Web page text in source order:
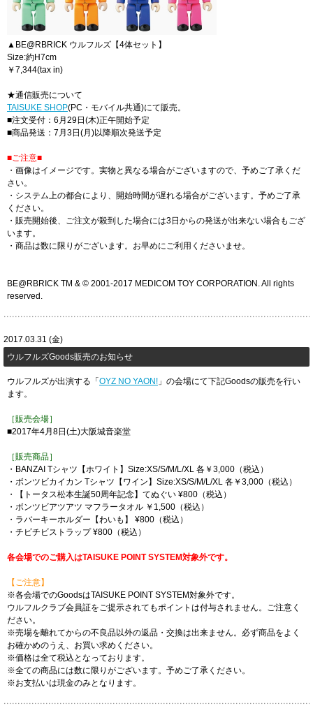
▲BE@RBRICK ウルフルズ【4体セット】
Size:約H7cm
￥7,344(tax in)
★通信販売について
TAISUKE SHOP(PC・モバイル共通)にて販売。
■注文受付：6月29日(木)正午開始予定
■商品発送：7月3日(月)以降順次発送予定
■ご注意■
・画像はイメージです。実物と異なる場合がございますので、予めご了承くだ
さい。
・システム上の都合により、開始時間が遅れる場合がございます。予めご了承
ください。
・販売開始後、ご注文が殺到した場合には3日からの発送が出来ない場合もござ
います。
・商品は数に限りがございます。お早めにご利用くださいませ。
BE@RBRICK TM & © 2001-2017 MEDICOM TOY CORPORATION. All rights
reserved.
2017.03.31 (金)
ウルフルズGoods販売のお知らせ
ウルフルズが出演する「 OYZ NO YAON! 」の会場にて下記Goodsの販売を行い
ます。
［販売会場］
■2017年4月8日(土)大阪城音楽堂
［販売商品］
・BANZAI Tシャツ【ホワイト】Size:XS/S/M/L/XL 各￥3,000（税込）
・ボンツビカイカン Tシャツ【ワイン】Size:XS/S/M/L/XL 各￥3,000（税込）
・【トータス松本生誕50周年記念】てぬぐい ¥800（税込）
・ボンツビアツアツ マフラータオル ￥1,500（税込）
・ラバーキーホルダー【わいも】 ¥800（税込）
・チビチビストラップ ¥800（税込）
各会場でのご購入はTAISUKE POINT SYSTEM対象外です。
【ご注意】
※各会場でのGoodsはTAISUKE POINT SYSTEM対象外です。
ウルフルクラブ会員証をご提示されてもポイントは付与されません。ご注意く
ださい。
※売場を離れてからの不良品以外の返品・交換は出来ません。必ず商品をよく
お確かめのうえ、お買い求めください。
※価格は全て税込となっております。
※全ての商品には数に限りがございます。予めご了承ください。
※お支払いは現金のみとなります。